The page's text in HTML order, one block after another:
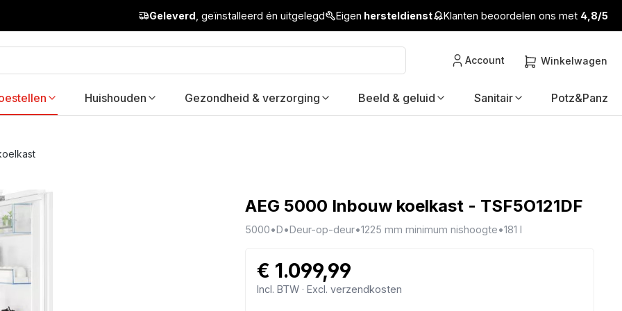
Geleverd , geïnstalleerd én uitgelegd Eigen hersteldienst Klanten beoordelen ons met 4,8/5
Account Winkelwagen
Huishouden Gezondheid & verzorging Beeld & geluid Sanitair Potz&Panz
AEG 5000 Inbouw koelkast - TSF5O121DF
5000•D•Deur-op-deur•1225 mm minimum nishoogte•181 l
€ 1.099,99
Incl. BTW · Excl. verzendkosten